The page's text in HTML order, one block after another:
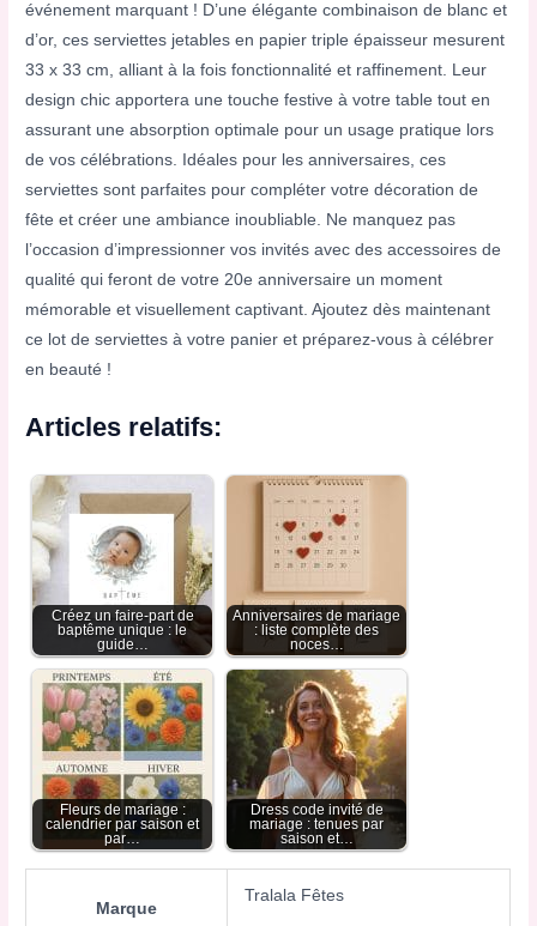
événement marquant ! D’une élégante combinaison de blanc et
d’or, ces serviettes jetables en papier triple épaisseur mesurent
33 x 33 cm, alliant à la fois fonctionnalité et raffinement. Leur
design chic apportera une touche festive à votre table tout en
assurant une absorption optimale pour un usage pratique lors
de vos célébrations. Idéales pour les anniversaires, ces
serviettes sont parfaites pour compléter votre décoration de
fête et créer une ambiance inoubliable. Ne manquez pas
l’occasion d’impressionner vos invités avec des accessoires de
qualité qui feront de votre 20e anniversaire un moment
mémorable et visuellement captivant. Ajoutez dès maintenant
ce lot de serviettes à votre panier et préparez-vous à célébrer
en beauté !
Articles relatifs:
Créez un faire-part de
baptême unique : le
guide…
Anniversaires de mariage
: liste complète des
noces…
Fleurs de mariage :
calendrier par saison et
par…
Dress code invité de
mariage : tenues par
saison et…
Marque
Tralala Fêtes